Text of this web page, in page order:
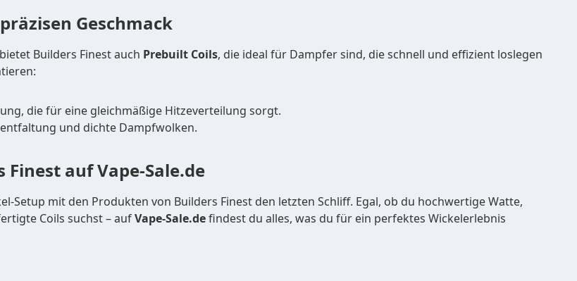
Geschmack
Builders Finest auch Prebuilt Coils, die ideal für Dampfer sind, die schnell und effizient loslegen
die für eine gleichmäßige Hitzeverteilung sorgt.
und dichte Dampfwolken.
Finest auf Vape-Sale.de
Setup mit den Produkten von Builders Finest den letzten Schliff. Egal, ob du hochwertige Watte,
Coils suchst – aufVape-Sale.defindest du alles, was du für ein perfektes Wickelerlebnis